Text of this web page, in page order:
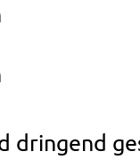
drin­gend